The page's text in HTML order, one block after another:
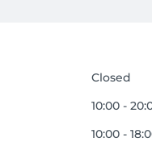
Closed
10:00 -
10:00 -